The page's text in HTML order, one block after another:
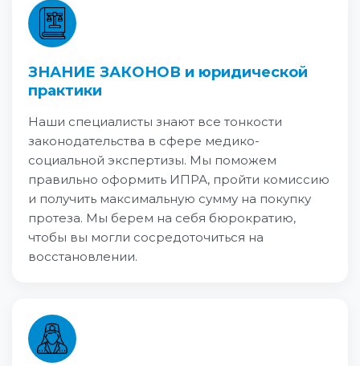
ЗНАНИЕ ЗАКОНОВ и юридической
практики
Наши специалисты знают все тонкости
законодательства в сфере медико-
социальной экспертизы. Мы поможем
правильно оформить ИПРА, пройти комиссию
и получить максимальную сумму на покупку
протеза. Мы берем на себя бюрократию,
чтобы вы могли сосредоточиться на
восстановлении.